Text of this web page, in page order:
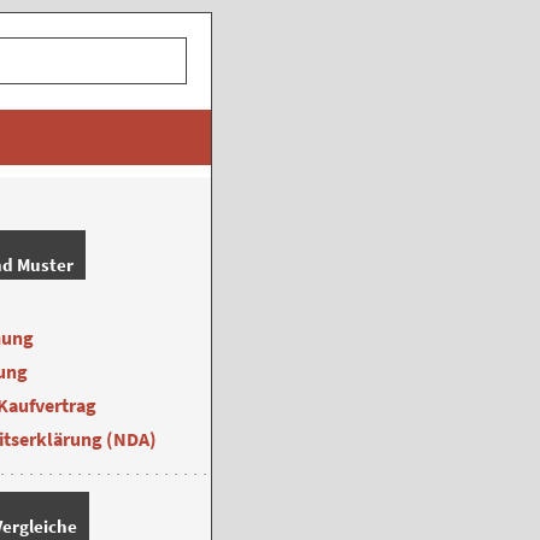
Muster
(NDA)